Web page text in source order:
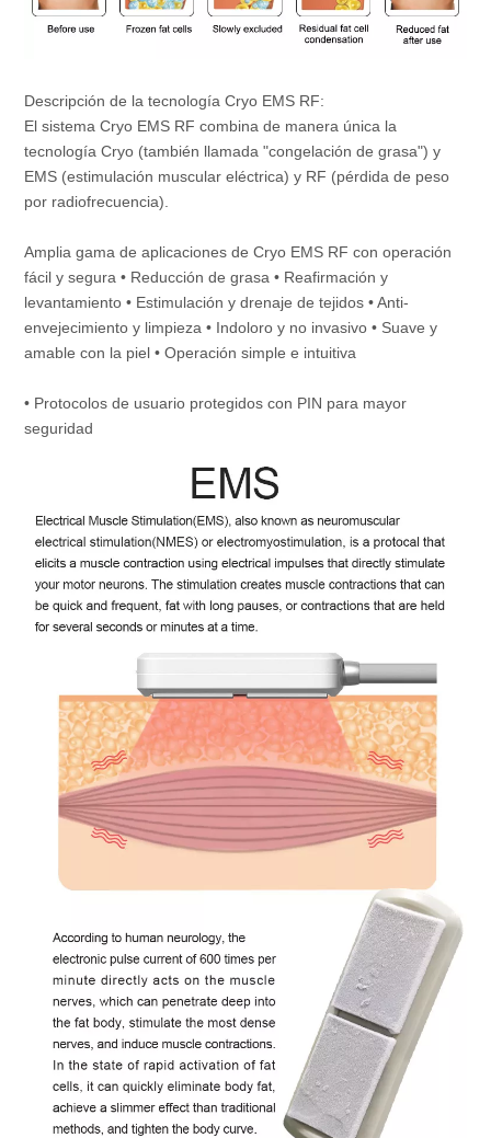
Descripción de la tecnología Cryo EMS RF:
El sistema Cryo EMS RF combina de manera única la
tecnología Cryo (también llamada "congelación de grasa") y
EMS (estimulación muscular eléctrica) y RF (pérdida de peso
por radiofrecuencia).
Amplia gama de aplicaciones de Cryo EMS RF con operación
fácil y segura • Reducción de grasa • Reafirmación y
levantamiento • Estimulación y drenaje de tejidos • Anti-
envejecimiento y limpieza • Indoloro y no invasivo • Suave y
amable con la piel • Operación simple e intuitiva
• Protocolos de usuario protegidos con PIN para mayor
seguridad